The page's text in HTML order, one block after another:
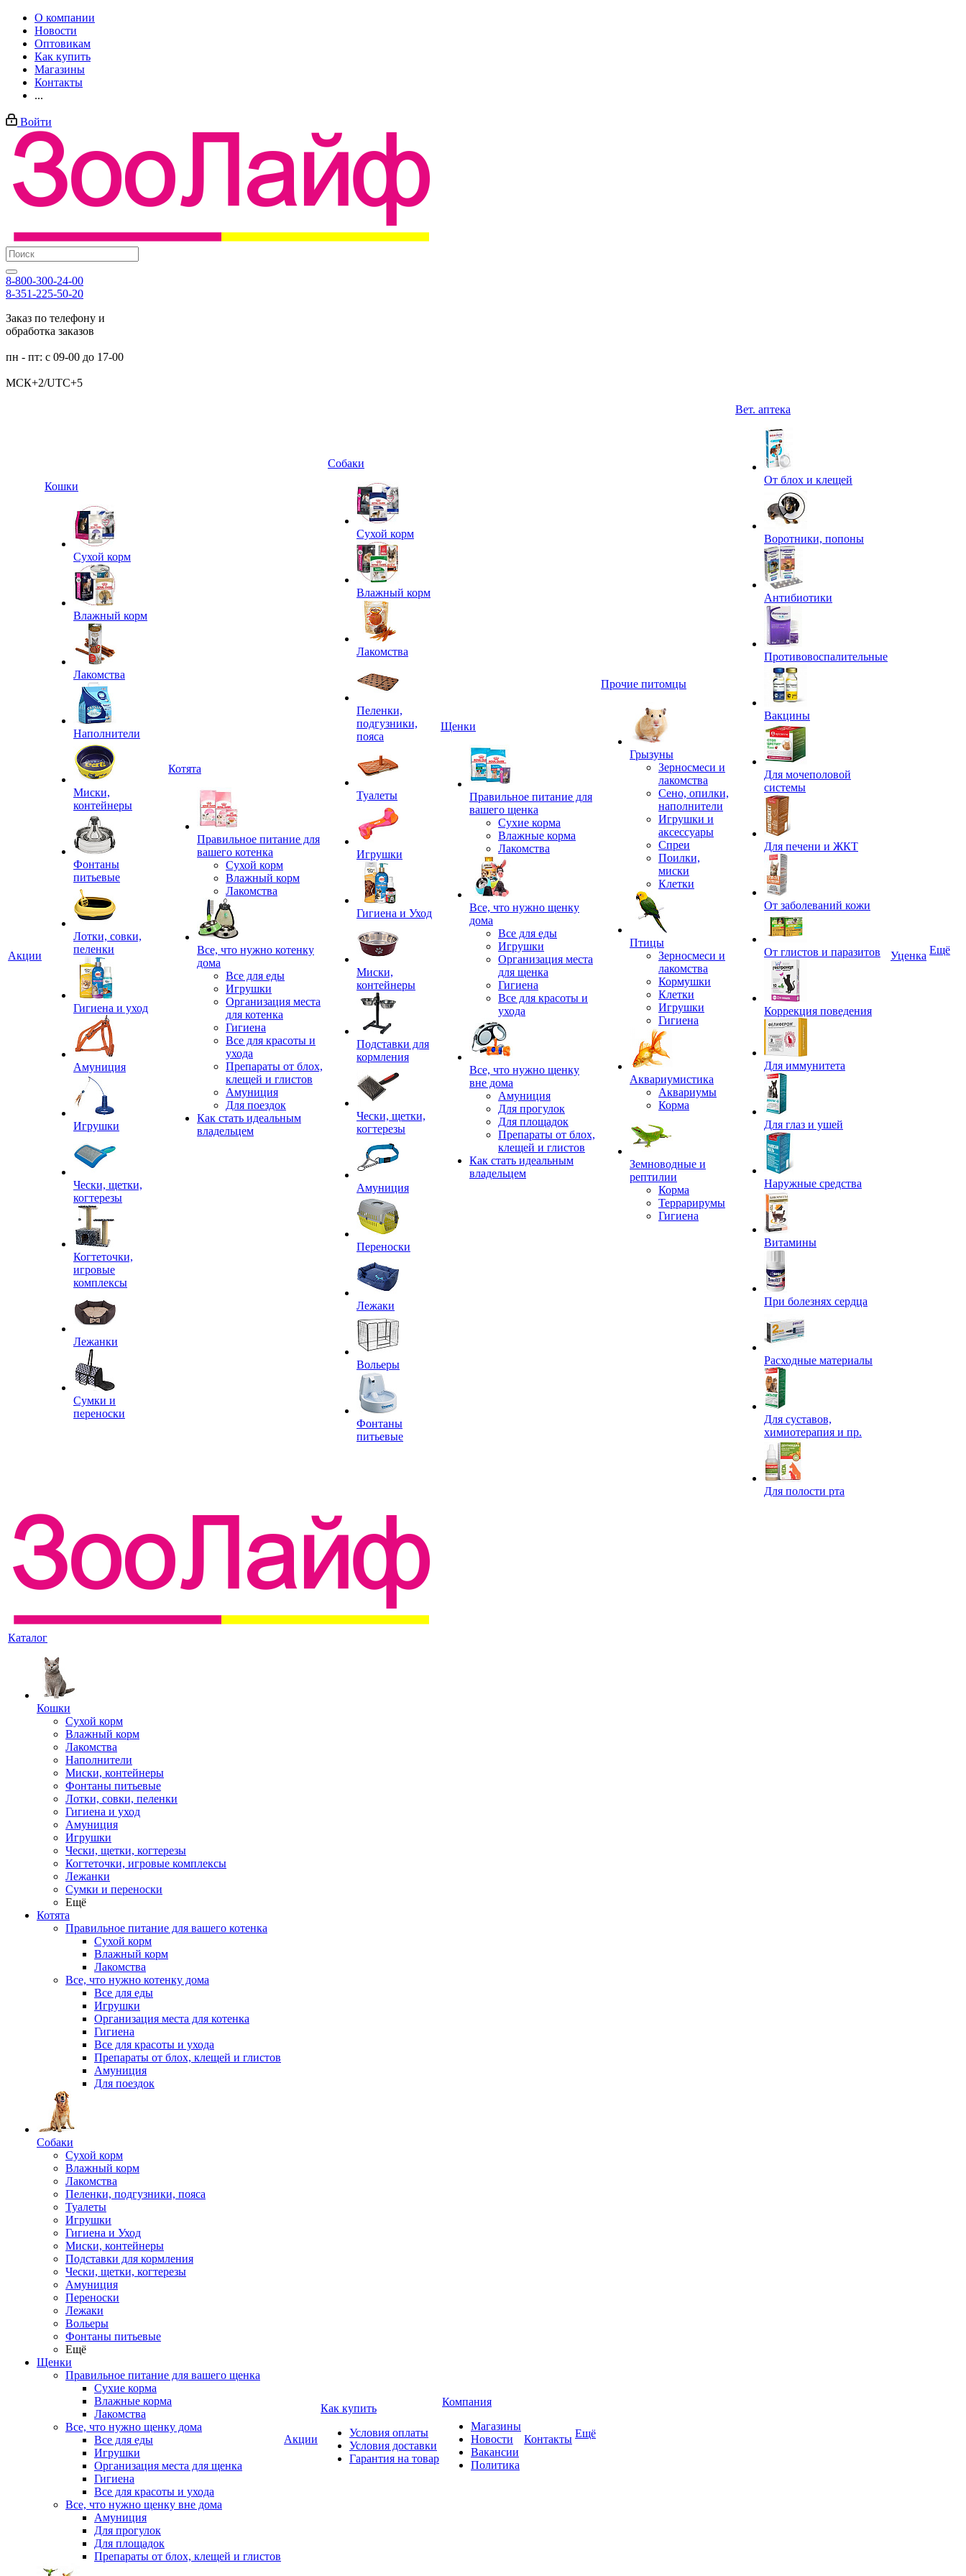
О компании
Новости
Оптовикам
Как купить
Магазины
Контакты
...
Войти
8-800-300-24-00
8-351-225-50-20
Заказ по телефону и
обработка заказов
пн - пт: с 09-00 до 17-00
МСК+2/UTC+5
Акции
Кошки
Сухой корм
Влажный корм
Лакомства
Наполнители
Миски,
контейнеры
Фонтаны
питьевые
Лотки, совки,
пеленки
Гигиена и уход
Амуниция
Игрушки
Чески, щетки,
когтерезы
Когтеточки,
игровые
комплексы
Лежанки
Сумки и
переноски
Котята
Правильное питание для
вашего котенка
Сухой корм
Влажный корм
Лакомства
Все, что нужно котенку
дома
Все для еды
Игрушки
Организация места
для котенка
Гигиена
Все для красоты и
ухода
Препараты от блох,
клещей и глистов
Амуниция
Для поездок
Как стать идеальным
владельцем
Собаки
Сухой корм
Влажный корм
Лакомства
Пеленки,
подгузники,
пояса
Туалеты
Игрушки
Гигиена и Уход
Миски,
контейнеры
Подставки для
кормления
Чески, щетки,
когтерезы
Амуниция
Переноски
Лежаки
Вольеры
Фонтаны
питьевые
Щенки
Правильное питание для
вашего щенка
Сухие корма
Влажные корма
Лакомства
Все, что нужно щенку
дома
Все для еды
Игрушки
Организация места
для щенка
Гигиена
Все для красоты и
ухода
Все, что нужно щенку
вне дома
Амуниция
Для прогулок
Для площадок
Препараты от блох,
клещей и глистов
Как стать идеальным
владельцем
Прочие питомцы
Грызуны
Зерносмеси и
лакомства
Сено, опилки,
наполнители
Игрушки и
аксессуары
Спреи
Поилки,
миски
Клетки
Птицы
Зерносмеси и
лакомства
Кормушки
Клетки
Игрушки
Гигиена
Аквариумистика
Аквариумы
Корма
Земноводные и
рептилии
Корма
Террарирумы
Гигиена
Вет. аптека
От блох и клещей
Воротники, попоны
Антибиотики
Противовоспалительные
Вакцины
Для мочеполовой
системы
Для печени и ЖКТ
От заболеваний кожи
От глистов и паразитов
Коррекция поведения
Для иммунитета
Для глаз и ушей
Наружные средства
Витамины
При болезнях сердца
Расходные материалы
Для суставов,
химиотерапия и пр.
Для полости рта
Уценка Ещё
Каталог
Кошки
Сухой корм
Влажный корм
Лакомства
Наполнители
Миски, контейнеры
Фонтаны питьевые
Лотки, совки, пеленки
Гигиена и уход
Амуниция
Игрушки
Чески, щетки, когтерезы
Когтеточки, игровые комплексы
Лежанки
Сумки и переноски
Ещё
Котята
Правильное питание для вашего котенка
Сухой корм
Влажный корм
Лакомства
Все, что нужно котенку дома
Все для еды
Игрушки
Организация места для котенка
Гигиена
Все для красоты и ухода
Препараты от блох, клещей и глистов
Амуниция
Для поездок
Собаки
Сухой корм
Влажный корм
Лакомства
Пеленки, подгузники, пояса
Туалеты
Игрушки
Гигиена и Уход
Миски, контейнеры
Подставки для кормления
Чески, щетки, когтерезы
Амуниция
Переноски
Лежаки
Вольеры
Фонтаны питьевые
Ещё
Щенки
Правильное питание для вашего щенка
Сухие корма
Влажные корма
Лакомства
Все, что нужно щенку дома
Все для еды
Игрушки
Организация места для щенка
Гигиена
Все для красоты и ухода
Все, что нужно щенку вне дома
Амуниция
Для прогулок
Для площадок
Препараты от блох, клещей и глистов
Акции
Как купить
Условия оплаты
Условия доставки
Гарантия на товар
Компания
Магазины
Новости
Вакансии
Политика
Контакты Ещё